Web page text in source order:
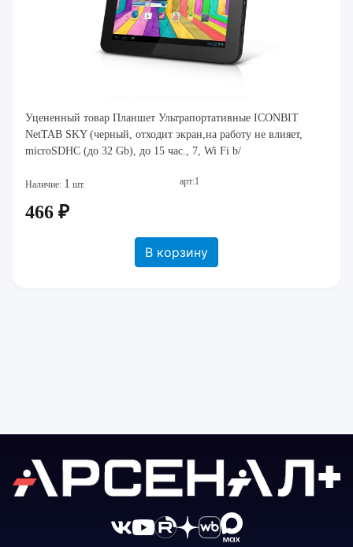
Уцененный товар Планшет Ультрапортативные ICONBIT
NetTAB SKY (черный, отходит экран,на работу не влияет,
microSDHC (до 32 Gb), до 15 час., 7, Wi Fi b/
Наличие: 1 шт. арт:1
466 ₽
В корзину